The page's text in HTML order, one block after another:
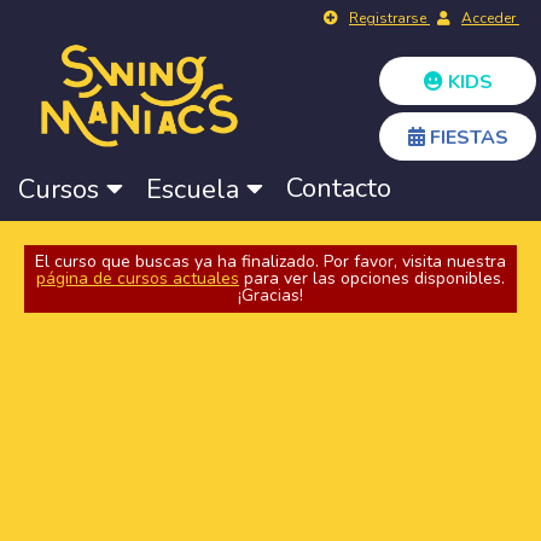
Registrarse Acceder
KIDS
FIESTAS
Cursos Escuela Contacto
El curso que buscas ya ha finalizado. Por favor, visita nuestra
página de cursos actuales para ver las opciones disponibles.
¡Gracias!